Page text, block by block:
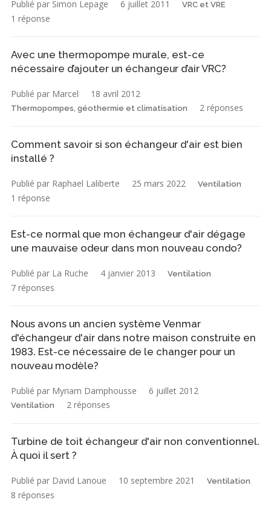
Publié par Simon Lepage 6 juillet 2011 VRC et VRE
1 réponse
Avec une thermopompe murale, est-ce
nécessaire d’ajouter un échangeur d’air VRC?
Publié par Marcel 18 avril 2012
Thermopompes, géothermie et climatisation 2 réponses
Comment savoir si son échangeur d'air est bien
installé ?
Publié par Raphael Laliberte 25 mars 2022 Ventilation
1 réponse
Est-ce normal que mon échangeur d'air dégage
une mauvaise odeur dans mon nouveau condo?
Publié par La Ruche 4 janvier 2013 Ventilation
7 réponses
Nous avons un ancien système Venmar
d'échangeur d'air dans notre maison construite en
1983. Est-ce nécessaire de le changer pour un
nouveau modèle?
Publié par Myriam Damphousse 6 juillet 2012
Ventilation 2 réponses
Turbine de toit échangeur d'air non conventionnel.
À quoi il sert ?
Publié par David Lanoue 10 septembre 2021 Ventilation
8 réponses